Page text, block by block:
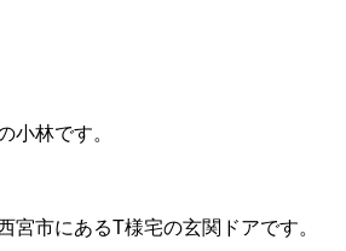
小林です。
宮市にあるT様宅の玄関ドアです。